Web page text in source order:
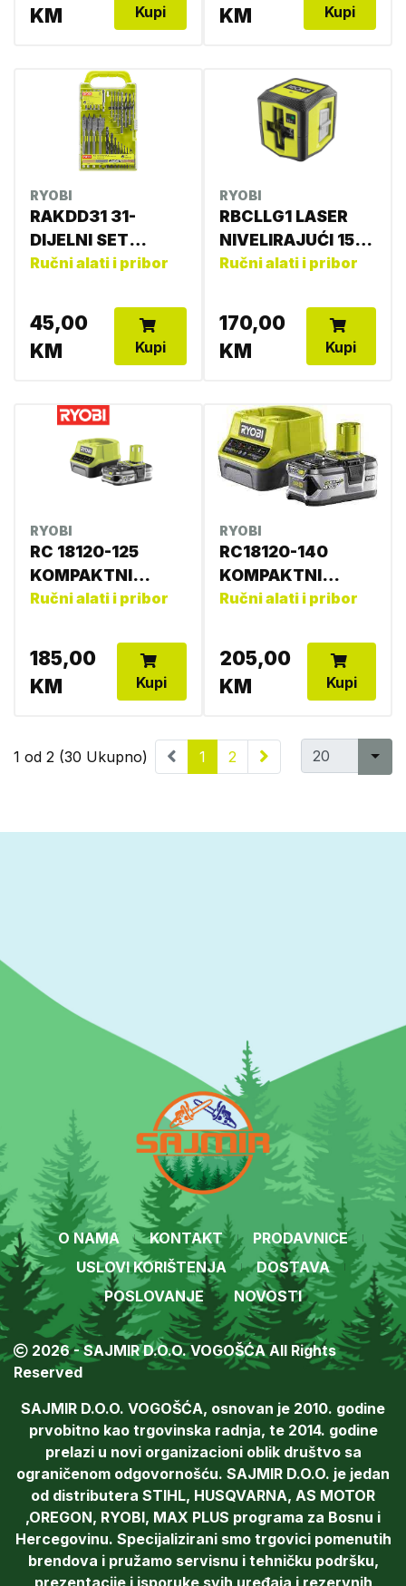
KM
Kupi
KM
Kupi
RYOBI
RAKDD31 31-
DIJELNI SET
DLIJETA,BURGIJA I
Ručni alati i pribor
45,00
KM
Kupi
RYOBI
RBCLLG1 LASER
NIVELIRAJUĆI 15M
4892210188427
Ručni alati i pribor
170,00
KM
Kupi
RYOBI
RC 18120-125
KOMPAKTNI
PUNJAČ+BATERIJ
Ručni alati i pribor
185,00
KM
Kupi
RYOBI
RC18120-140
KOMPAKTNI
PUNJAČ+BATERIJ
Ručni alati i pribor
205,00
KM
Kupi
1 od 2 (30 Ukupno) 1 2
O NAMA KONTAKT
PRODAVNICE
USLOVI KORIŠTENJA
DOSTAVA
POSLOVANJE
NOVOSTI
2026 - SAJMIR D.O.O. VOGOŠĆA All Rights
Reserved
SAJMIR D.O.O. VOGOŠĆA, osnovan je 2010. godine
prvobitno kao trgovinska radnja, te 2014. godine
prelazi u novi organizacioni oblik društvo sa
ograničenom odgovornošću. SAJMIR D.O.O. je jedan
od distributera STIHL, HUSQVARNA, AS MOTOR
,OREGON, RYOBI, MAX PLUS programa za Bosnu i
Hercegovinu. Specijalizirani smo trgovici pomenutih
brendova i pružamo servisnu i tehničku podršku,